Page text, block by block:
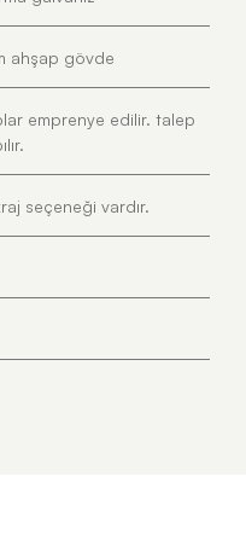
ahşap gövde
emprenye edilir. talep
seçeneği vardır.